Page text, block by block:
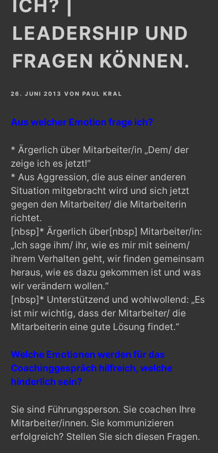
ICH? |
LEADERSHIP UND
FRAGEN KÖNNEN.
26. JUNI 2013 VONPAUL KRAL
Aus welcher Emotion frage ich?
* Ärgerlich über Mitarbeiter/in „Dem/ der
zeige ich es jetzt!“
* Aus Aggression, die aus einer anderen
Situation mitgebracht wird und sich jetzt
gegen den Mitarbeiter/ die Mitarbeiterin
richtet.
[nbsp]* Ärgerlich über[nbsp] Mitarbeiter/in:
„Ich sage ihm/ ihr, wie es mir mit seinem/
ihrem Verhalten geht, wir finden gemeinsam
heraus, wie es dazu gekommen ist und was
wir verändern wollen.“
[nbsp]* Unterstützend und wohlwollend: „Es
ist mir wichtig, dass der Mitarbeiter/ die
Mitarbeiterin eine gute Lösung findet.“
Welche Emotionen werden für das
Coachinggespräch hilfreich, welche
hinderlich sein?
Sie sind Führungsperson. Sie coachen Ihre
Mitarbeiter/innen. Sie kommunizieren
erfolgreich? Stellen Sie sich diesen Fragen.